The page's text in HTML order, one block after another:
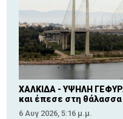
ΧΑΛΚΙΔΑ - ΥΨΗΛΗ
και έπεσε στη θάλασσα
6 Αυγ 2026, 5:16 μ.μ.